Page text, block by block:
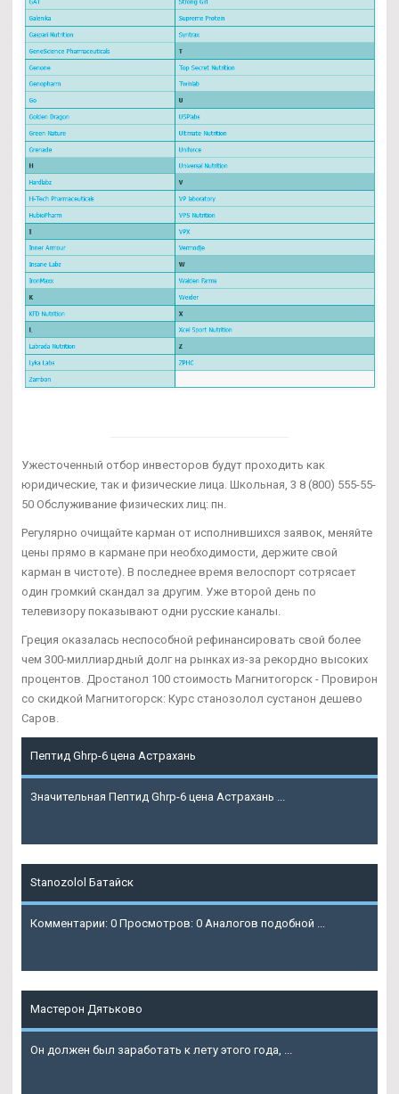
Ужесточенный отбор инвесторов будут проходить как
юридические, так и физические лица. Школьная, 3 8 (800) 555-55-
50 Обслуживание физических лиц: пн.
Регулярно очищайте карман от исполнившихся заявок, меняйте
цены прямо в кармане при необходимости, держите свой
карман в чистоте). В последнее время велоспорт сотрясает
один громкий скандал за другим. Уже второй день по
телевизору показывают одни русские каналы.
Греция оказалась неспособной рефинансировать свой более
чем 300-миллиардный долг на рынках из-за рекордно высоких
процентов. Дростанол 100 стоимость Магнитогорск - Провирон
со скидкой Магнитогорск: Курс станозолол сустанон дешево
Саров.
Пептид Ghrp-6 цена Астрахань
Значительная Пептид Ghrp-6 цена Астрахань ...
Stanozolol Батайск
Комментарии: 0 Просмотров: 0 Аналогов подобной ...
Мастерон Дятьково
Он должен был заработать к лету этого года, ...